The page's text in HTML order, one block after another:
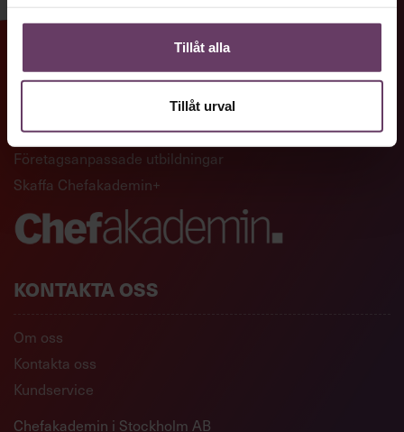
Tillåt alla
Tillåt urval
Ledarskapsutbildningar
Företagsanpassade utbildningar
Skaffa Chefakademin+
KONTAKTA OSS
Om oss
Kontakta oss
Kundservice
Chefakademin i Stockholm AB